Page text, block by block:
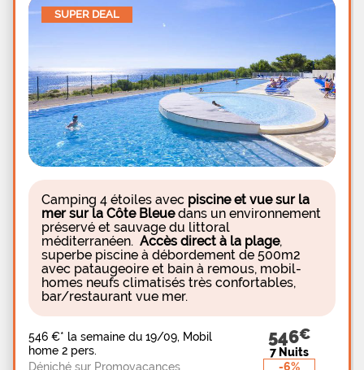
vous trouverez un supermarch, des bars et
restaurants ainsi qu'une fore Parc D faire de belles
SUPER DEAL
Camping 4 étoiles avec piscine et vue sur la
mer sur la Côte Bleuedans un environnement
préservé et sauvage du littoral
méditerranéen. Accès direct à la plage,
superbe piscine à débordement de 500m2
avec pataugeoire et bain à remous, mobil-
homes neufs climatisés très confortables,
bar/restaurant vue mer.
546 €* la semaine du 19/09, Mobil
home 2 pers.
Déniché sur Promovacances
546
7 Nuits
-6%